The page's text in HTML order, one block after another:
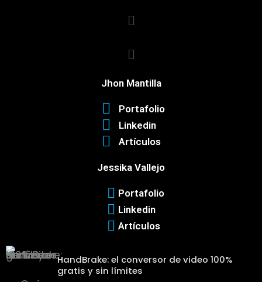
Menú
Menú
Jhon Mantilla
Portafolio
Linkedin
Artículos
Jessika Vallejo
Portafolio
Linkedin
Artículos
HandBrake: el conversor de video 100%
gratis y sin límites